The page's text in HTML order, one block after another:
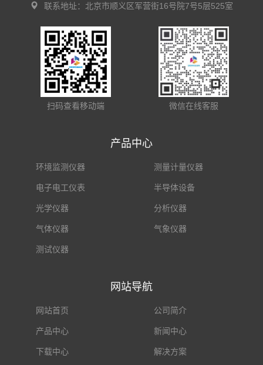
联系地址：北京市顺义区军营街16号院7号5层525室
扫码查看移动端 微信在线客服
产品中心
环境监测仪器 测量计量仪器
电子电工仪表 半导体设备
光学仪器 分析仪器
气体仪器 气象仪器
测试仪器
网站导航
网站首页 公司简介
产品中心 新闻中心
下载中心 解决方案